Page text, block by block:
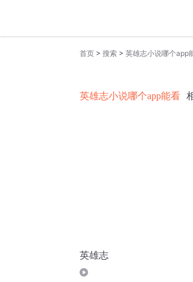
首页 > 搜索 > 英雄志小说哪个app
英雄志小说哪个app能看
英雄志